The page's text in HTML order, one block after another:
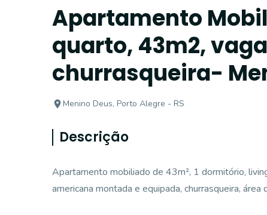
Apartamento
quarto, 43m2,
churrasqueira-
Menino Deus, Porto Alegre - RS
Descrição
Apartamento mobiliado de 43m², 1 dormitório,
americana montada e equipada, churrasqueira,